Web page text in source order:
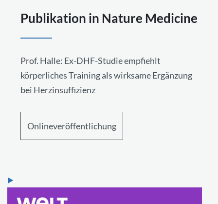
Publikation in Nature Medicine
Prof. Halle: Ex-DHF-Studie empfiehlt
körperliches Training als wirksame Ergänzung
bei Herzinsuffizienz
Onlineveröffentlichung